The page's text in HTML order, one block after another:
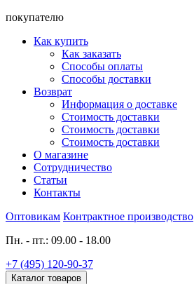
покупателю
Как купить
Как заказать
Способы оплаты
Способы доставки
Возврат
Информация о доставке
Стоимость доставки
Стоимость доставки
Стоимость доставки
О магазине
Сотрудничество
Статьи
Контакты
Оптовикам Контрактное производство
Пн. - пт.: 09.00 - 18.00
+7 (495) 120-90-37
Каталог товаров